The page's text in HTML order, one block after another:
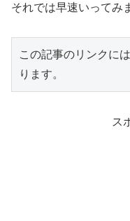
それでは早速いってみ
この記事のリンクに
ります。
ス